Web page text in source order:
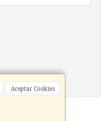
Aceptar Cookies